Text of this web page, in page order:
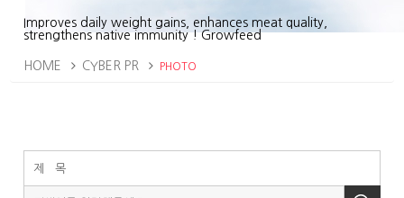
Improves daily weight gains, enhances meat quality,
strengthens native immunity ! Growfeed
HOME CYBER PR PHOTO